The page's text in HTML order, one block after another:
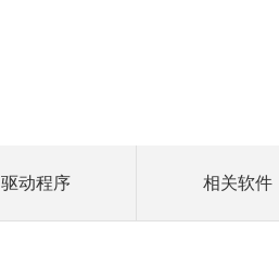
驱动程序 相关软件